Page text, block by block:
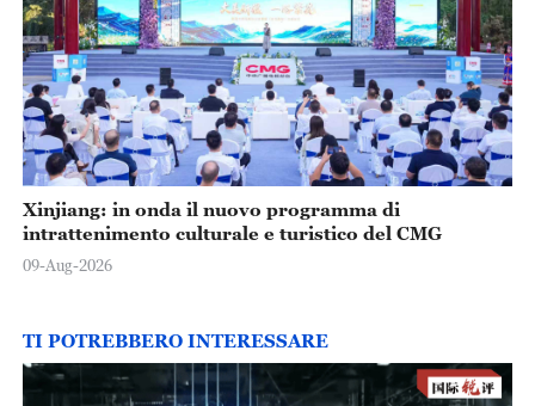
Xinjiang: in onda il nuovo programma di
intrattenimento culturale e turistico del CMG
09-Aug-2026
TI POTREBBERO INTERESSARE